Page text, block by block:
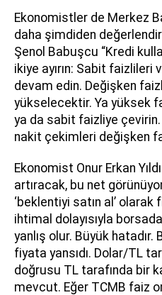
Ekonomistler de Merkez
daha şimdiden
Şenol Babuşcu “Kredi
ikiye ayırın: Sabit faizlileri
devam edin. Değişken
yükselecektir. Ya yüksek
ya da sabit faizliye çevirin.
nakit çekimleri değişken
Ekonomist Onur Erkan
artıracak, bu net
‘beklentiyi satın al’ olarak
ihtimal dolayısıyla
yanlış olur. Büyük
fiyata yansıdı. Dolar/TL
doğrusu TL tarafında bir
mevcut. Eğer TCMB faiz